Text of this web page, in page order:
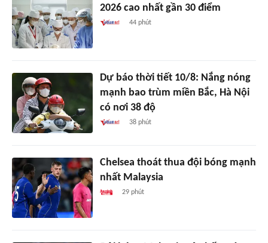
2026 cao nhất gần 30 điểm
44 phút
Dự báo thời tiết 10/8: Nắng nóng
mạnh bao trùm miền Bắc, Hà Nội
có nơi 38 độ
38 phút
Chelsea thoát thua đội bóng mạnh
nhất Malaysia
29 phút